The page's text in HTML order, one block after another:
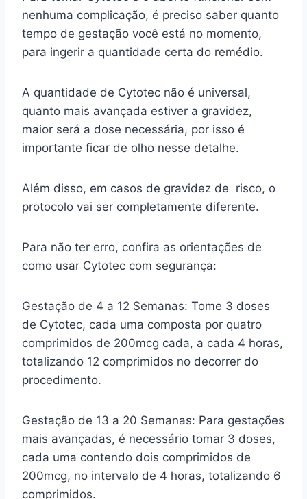
nenhuma complicação, é preciso saber quanto
tempo de gestação você está no momento,
para ingerir a quantidade certa do remédio.
A quantidade de Cytotec não é universal,
quanto mais avançada estiver a gravidez,
maior será a dose necessária, por isso é
importante ficar de olho nesse detalhe.
Além disso, em casos de gravidez de risco, o
protocolo vai ser completamente diferente.
Para não ter erro, confira as orientações de
como usar Cytotec com segurança:
Gestação de 4 a 12 Semanas: Tome 3 doses
de Cytotec, cada uma composta por quatro
comprimidos de 200mcg cada, a cada 4 horas,
totalizando 12 comprimidos no decorrer do
procedimento.
Gestação de 13 a 20 Semanas: Para gestações
mais avançadas, é necessário tomar 3 doses,
cada uma contendo dois comprimidos de
200mcg, no intervalo de 4 horas, totalizando 6
comprimidos.